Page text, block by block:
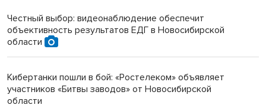
Новосибирский преподаватель с женой вошли в топ-16
многодетных в России
Обновлённое отделение ВТБ открылось в Искитиме
Честный выбор: видеонаблюдение обеспечит
объективность результатов ЕДГ в Новосибирской
области
Кибертанки пошли в бой: «Ростелеком» объявляет
участников «Битвы заводов» от Новосибирской
области